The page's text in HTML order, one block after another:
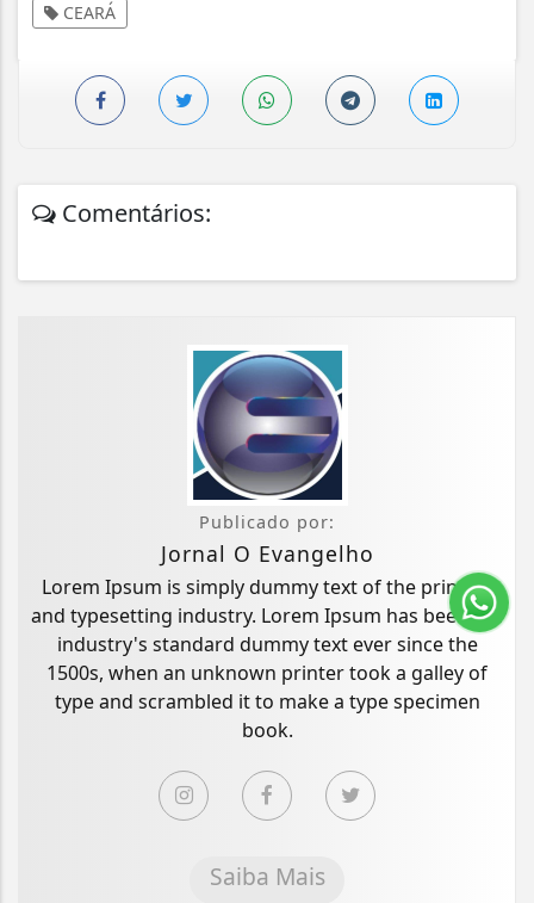
CEARÁ
Comentários:
Publicado por:
Jornal O Evangelho
Lorem Ipsum is simply dummy text of the printing
and typesetting industry. Lorem Ipsum has been the
industry's standard dummy text ever since the
1500s, when an unknown printer took a galley of
type and scrambled it to make a type specimen
book.
Saiba Mais